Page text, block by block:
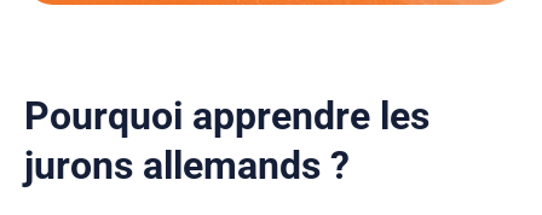
Pourquoi apprendre les
jurons allemands ?